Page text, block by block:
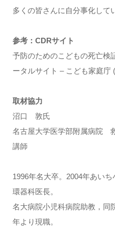
多くの皆さんに自分事化して
参考：CDRサイト
予防のためのこどもの死亡検
ータルサイト – こども家庭庁
取材協力
沼口 敦氏
名古屋大学医学部附属病院
講師
1996年名大卒。2004年あい
環器科医長。
名大病院小児科病院助教，同
年より現職。